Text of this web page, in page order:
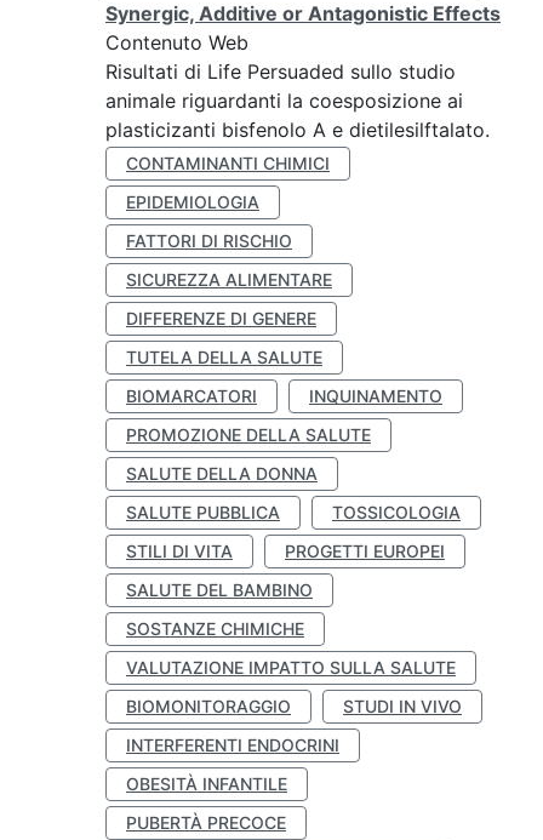
Synergic, Additive or Antagonistic Effects
Contenuto Web
Risultati di Life Persuaded sullo studio
animale riguardanti la coesposizione ai
plasticizanti bisfenolo A e dietilesilftalato.
CONTAMINANTI CHIMICI
EPIDEMIOLOGIA
FATTORI DI RISCHIO
SICUREZZA ALIMENTARE
DIFFERENZE DI GENERE
TUTELA DELLA SALUTE
BIOMARCATORI
INQUINAMENTO
PROMOZIONE DELLA SALUTE
SALUTE DELLA DONNA
SALUTE PUBBLICA
TOSSICOLOGIA
STILI DI VITA
PROGETTI EUROPEI
SALUTE DEL BAMBINO
SOSTANZE CHIMICHE
VALUTAZIONE IMPATTO SULLA SALUTE
BIOMONITORAGGIO
STUDI IN VIVO
INTERFERENTI ENDOCRINI
OBESITÀ INFANTILE
PUBERTÀ PRECOCE